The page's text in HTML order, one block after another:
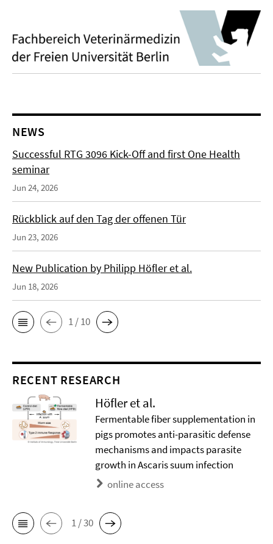
NEWS
Successful RTG 3096 Kick-Off and first One Health
seminar
Jun 24, 2026
Rückblick auf den Tag der offenen Tür
Jun 23, 2026
New Publication by Philipp Höfler et al.
Jun 18, 2026
1 / 10
RECENT RESEARCH
Höfler et al.
Fermentable fiber supplementation in
pigs promotes anti-parasitic defense
mechanisms and impacts parasite
growth in Ascaris suum infection
online access
1 / 30